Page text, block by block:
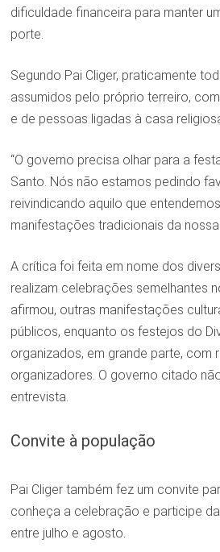
dificuldade financeira para manter
porte.
Segundo Pai Cliger, praticamente
assumidos pelo próprio terreiro,
e de pessoas ligadas à casa
“O governo precisa olhar para a
Santo. Nós não estamos pedindo
reivindicando aquilo que
manifestações tradicionais da nossa
A crítica foi feita em nome dos
realizam celebrações semelhantes
afirmou, outras manifestações
públicos, enquanto os festejos do
organizados, em grande parte, com
organizadores. O governo citado
entrevista.
Convite à população
Pai Cliger também fez um convite
conheça a celebração e participe
entre julho e agosto.